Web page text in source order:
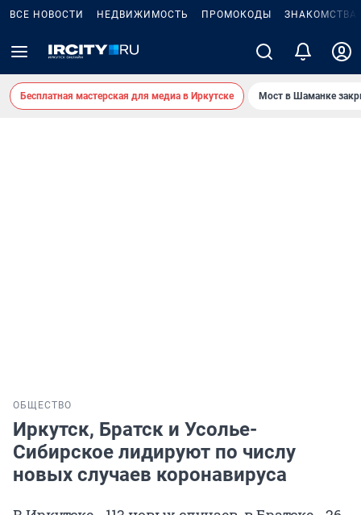
ВСЕ НОВОСТИ НЕДВИЖИМОСТЬ ПРОМОКОДЫ ЗНАКОМСТВА
Бесплатная мастерская для медиа в Иркутске Мост в Шаманке
ОБЩЕСТВО
Иркутск, Братск и Усолье-
Сибирское лидируют по числу
новых случаев коронавируса